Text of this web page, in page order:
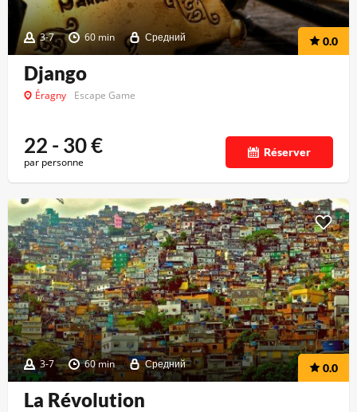
3-7 60 min Средний 0.0
Django
Éragny Escape Game
22 - 30€
par personne
Réserver
3-7 60 min Средний 0.0
La Révolution